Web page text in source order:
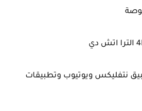
نتفليكس ويوتيوب وتطبيقات